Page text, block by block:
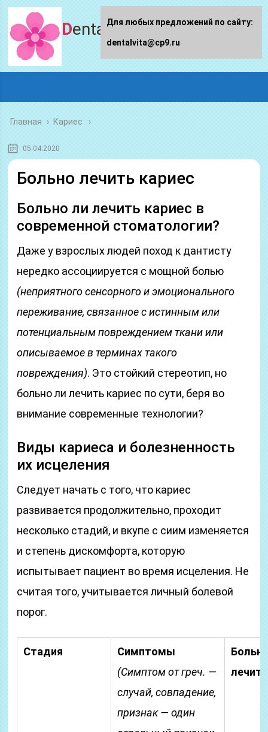
Dentalvita.ru
Главная › Кариес
05.04.2020
Больно лечить кариес
Больно ли лечить кариес в
современной стоматологии?
Даже у взрослых людей поход к дантисту
нередко ассоциируется с мощной болью
(неприятного сенсорного и эмоционального
переживание, связанное с истинным или
потенциальным повреждением ткани или
описываемое в терминах такого
повреждения). Это стойкий стереотип, но
больно ли лечить кариес по сути, беря во
внимание современные технологии?
Виды кариеса и болезненность
их исцеления
Следует начать с того, что кариес
развивается продолжительно, проходит
несколько стадий, и вкупе с сиим изменяется
и степень дискомфорта, которую
испытывает пациент во время исцеления. Не
считая того, учитывается личный болевой
порог.
Стадия
Симптомы
(Симптом от греч. —
случай, совпадение,
признак — один
лечить
Для любых предложений по сайту:
dentalvita@cp9.ru